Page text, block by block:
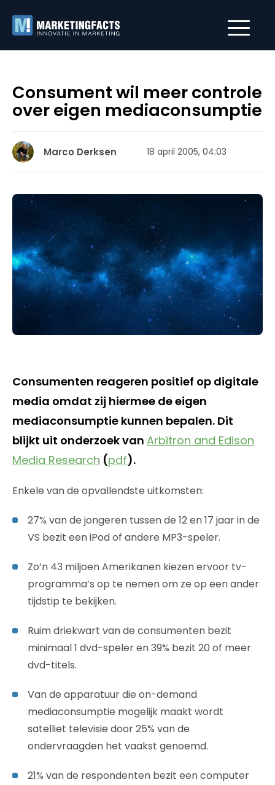
Consument wil meer controle
over eigen mediaconsumptie
Marco Derksen 18 april 2005, 04:03
Consumenten reageren positief op digitale
media omdat zij hiermee de eigen
mediaconsumptie kunnen bepalen. Dit
blijkt uit onderzoek van Arbitron and Edison
Media Research (pdf).
Enkele van de opvallendste uitkomsten:
27% van de jongeren tussen de 12 en 17 jaar in de
VS bezit een iPod of andere MP3-speler.
Zo’n 43 miljoen Amerikanen kiezen ervoor tv-
programma’s op te nemen om ze op een ander
tijdstip te bekijken.
Ruim driekwart van de consumenten bezit
minimaal 1 dvd-speler en 39% bezit 20 of meer
dvd-titels.
Van de apparatuur die on-demand
mediaconsumptie mogelijk maakt wordt
satelliet televisie door 25% van de
ondervraagden het vaakst genoemd.
21% van de respondenten bezit een computer